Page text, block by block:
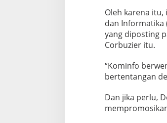
i
d
o
L
G
T
D
d
d
Oleh karena
dan Informatika
yang diposting
Corbuzier itu.
“Kominfo
bertentangan
Dan jika perlu,